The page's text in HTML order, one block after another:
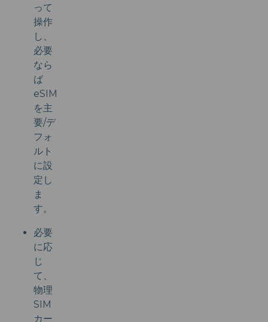
って
操作
し、
必要
なら
ば
eSIM
を主
要/デ
フォ
ルト
に設
定し
ま
す。
必要
に応
じ
て、
物理
SIM
カー